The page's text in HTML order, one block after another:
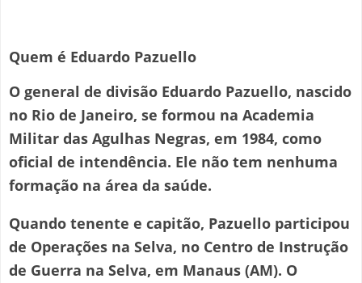
Quem é Eduardo Pazuello
O general de divisão Eduardo Pazuello, nascido
no Rio de Janeiro, se formou na Academia
Militar das Agulhas Negras, em 1984, como
oficial de intendência. Ele não tem nenhuma
formação na área da saúde.
Quando tenente e capitão, Pazuello participou
de Operações na Selva, no Centro de Instrução
de Guerra na Selva, em Manaus (AM). O